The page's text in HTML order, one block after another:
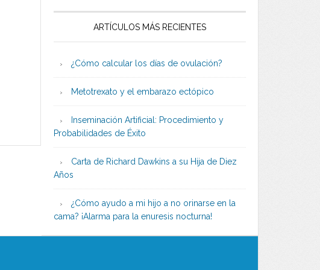
ARTÍCULOS MÁS RECIENTES
¿Cómo calcular los días de ovulación?
Metotrexato y el embarazo ectópico
Inseminación Artificial: Procedimiento y
Probabilidades de Éxito
Carta de Richard Dawkins a su Hija de Diez
Años
¿Cómo ayudo a mi hijo a no orinarse en la
cama? ¡Alarma para la enuresis nocturna!